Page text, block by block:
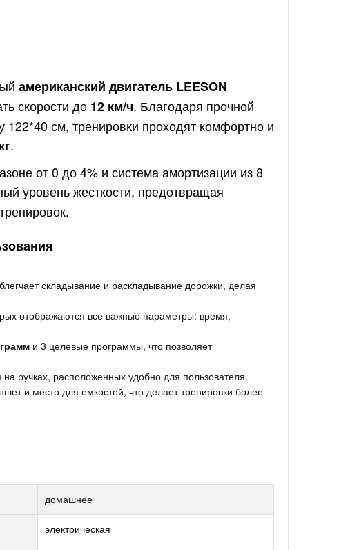
американский двигатель LEESON
скорости до 12 км/ч. Благодаря прочной
122*40 см, тренировки проходят комфортно и
.
от 0 до 4% и система амортизации из 8
уровень жесткости, предотвращая
складывание и раскладывание дорожки, делая
отображаются все важные параметры: время,
и 3 целевые программы, что позволяет
на ручках, расположенных удобно для пользователя.
и место для емкостей, что делает тренировки более
домашнее
электрическая